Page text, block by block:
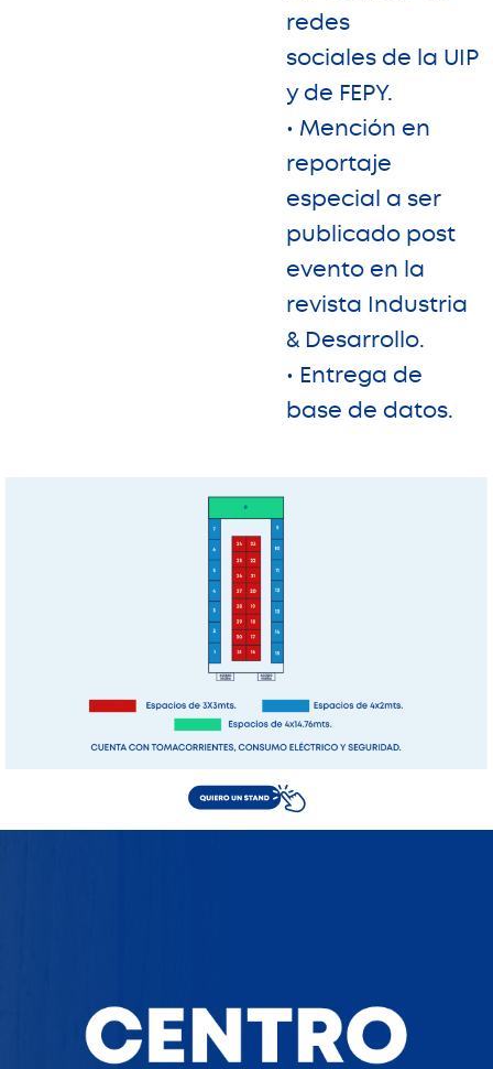
redes
sociales de la UIP
y de FEPY.
• Mención en
reportaje
especial a ser
publicado post
evento en la
revista Industria
& Desarrollo.
• Entrega de
base de datos.